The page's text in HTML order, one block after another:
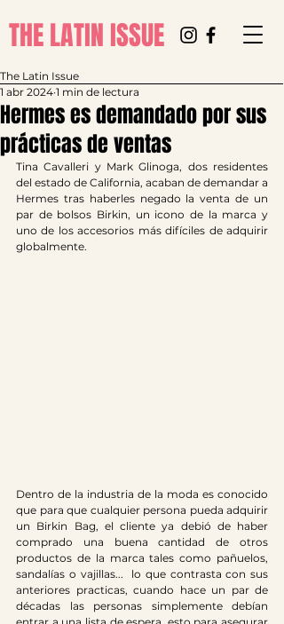
THE LATIN ISSUE
Hermes es demandado por sus
prácticas de ventas
The Latin Issue
1 abr 2024 1 min de lectura
Tina Cavalleri y Mark Glinoga, dos residentes
del estado de California, acaban de demandar a
Hermes tras haberles negado la venta de un
par de bolsos Birkin, un icono de la marca y
uno de los accesorios más difíciles de adquirir
globalmente.
Dentro de la industria de la moda es conocido
que para que cualquier persona pueda adquirir
un Birkin Bag, el cliente ya debió de haber
comprado una buena cantidad de otros
productos de la marca tales como pañuelos,
sandalías o vajillas...  lo que contrasta con sus
anteriores practicas, cuando hace un par de
décadas las personas simplemente debían